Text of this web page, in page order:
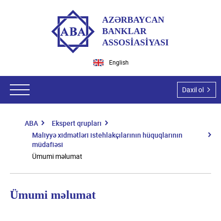
AZƏRBAYCAN
BANKLAR
ASSOSİASİYASI
English
Daxil ol
ABA
Ekspert qrupları
Maliyyə xidmətləri istehlakçılarının hüquqlarının
müdafiəsi
Ümumi məlumat
Ümumi məlumat
ABA haqqında
ABA-nın tarixi
Hüquqi aktlar
Qanunlar
Azərbaycan Respublikası Prezidentinin aktları
Hüquqi məsələlər